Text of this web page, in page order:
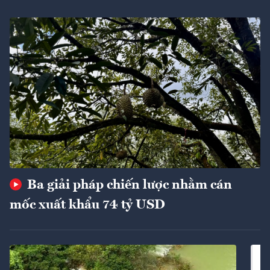
Ba giải pháp chiến lược nhằm cán
mốc xuất khẩu 74 tỷ USD